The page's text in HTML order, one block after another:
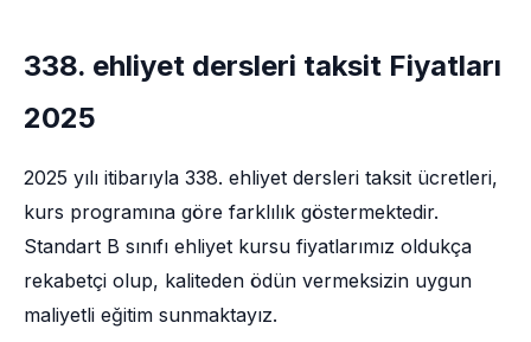
338. ehliyet dersleri taksit Fiyatları
2025
2025 yılı itibarıyla 338. ehliyet dersleri taksit ücretleri,
kurs programına göre farklılık göstermektedir.
Standart B sınıfı ehliyet kursu fiyatlarımız oldukça
rekabetçi olup, kaliteden ödün vermeksizin uygun
maliyetli eğitim sunmaktayız.